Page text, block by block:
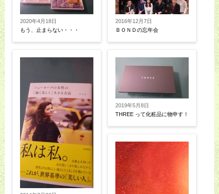
2020年4月18日
もう、止まらない・・・
2016年12月7日
ＢＯＮＤの忘年会
2019年5月8日
THREE って化粧品に物申す！